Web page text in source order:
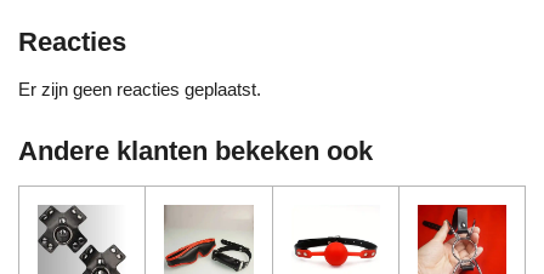
Reacties
Er zijn geen reacties geplaatst.
Andere klanten bekeken ook